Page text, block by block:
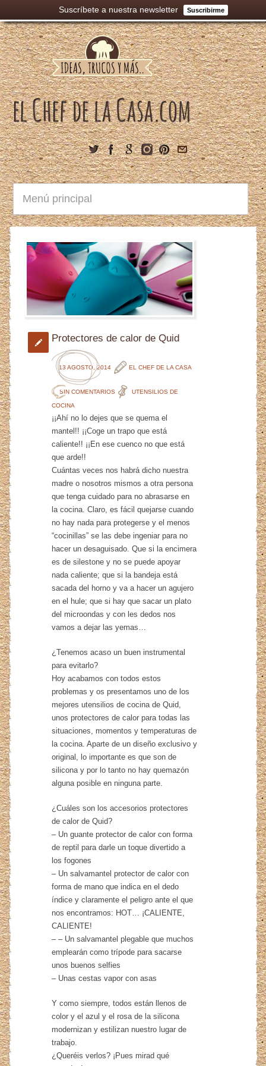
Suscríbete a nuestra newsletter Suscribirme
Protectores de calor de Quid
13 AGOSTO, 2014 EL CHEF DE LA CASA
SIN COMENTARIOS UTENSILIOS DE
COCINA
¡¡Ahí no lo dejes que se quema el
mantel!! ¡¡Coge un trapo que está
caliente!! ¡¡En ese cuenco no que está
que arde!!
Cuántas veces nos habrá dicho nuestra
madre o nosotros mismos a otra persona
que tenga cuidado para no abrasarse en
la cocina. Claro, es fácil quejarse cuando
no hay nada para protegerse y el menos
“cocinillas” se las debe ingeniar para no
hacer un desaguisado. Que si la encimera
es de silestone y no se puede apoyar
nada caliente; que si la bandeja está
sacada del horno y va a hacer un agujero
en el hule; que si hay que sacar un plato
del microondas y con les dedos nos
vamos a dejar las yemas…
¿Tenemos acaso un buen instrumental
para evitarlo?
Hoy acabamos con todos estos
problemas y os presentamos uno de los
mejores utensilios de cocina de Quid,
unos protectores de calor para todas las
situaciones, momentos y temperaturas de
la cocina. Aparte de un diseño exclusivo y
original, lo importante es que son de
silicona y por lo tanto no hay quemazón
alguna posible en ninguna parte.
¿Cuáles son los accesorios protectores
de calor de Quid?
– Un guante protector de calor con forma
de reptil para darle un toque divertido a
los fogones
– Un salvamantel protector de calor con
forma de mano que indica en el dedo
índice y claramente el peligro ante el que
nos encontramos: HOT… ¡CALIENTE,
CALIENTE!
– – Un salvamantel plegable que muchos
emplearán como trípode para sacarse
unos buenos selfies
– Unas cestas vapor con asas
Y como siempre, todos están llenos de
color y el azul y el rosa de la silicona
modernizan y estilizan nuestro lugar de
trabajo.
¿Queréis verlos? ¡Pues mirad qué